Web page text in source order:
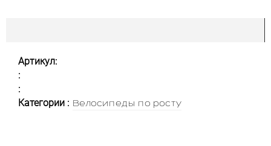
Артикул:
:
:
Категории : Велосипеды по росту